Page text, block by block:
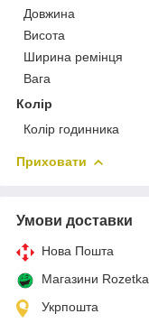
Довжина
Висота
Ширина ремінця
Вага
Колір
Колір годинника
Приховати
Умови доставки
Нова Пошта
Магазини Rozetka
Укрпошта